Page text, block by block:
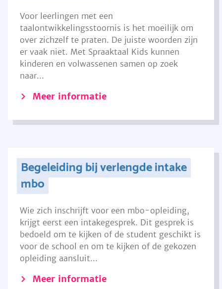
Voor leerlingen met een
taalontwikkelingsstoornis is het moeilijk om
over zichzelf te praten. De juiste woorden zijn
er vaak niet. Met Spraaktaal Kids kunnen
kinderen en volwassenen samen op zoek
naar...
Meer informatie
Begeleiding bij verlengde intake
mbo
Wie zich inschrijft voor een mbo-opleiding,
krijgt eerst een intakegesprek. Dit gesprek is
bedoeld om te kijken of de student geschikt is
voor de school en om te kijken of de gekozen
opleiding aansluit...
Meer informatie